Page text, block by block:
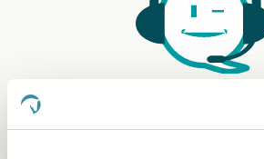
Klantenservice
Ma - Vrij 8:30 -